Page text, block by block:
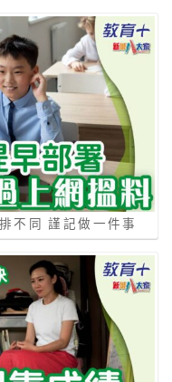
不同 謹記做一件事